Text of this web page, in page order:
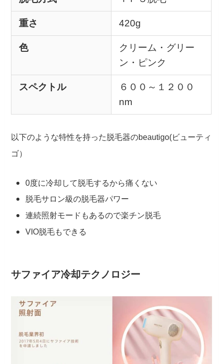
重さ 420g
色
クリーム・グリー
ン・ピンク
スペクトル
６００～１２００
nm
以下のような特性を持った脱毛器のbeautigo(ビューティ
ゴ）
0度に冷却して脱毛するから痛くない
脱毛サロン級の脱毛器パワー
連続照射モードもあるので楽チン脱毛
VIO脱毛もできる
サファイア冷却テクノロジー